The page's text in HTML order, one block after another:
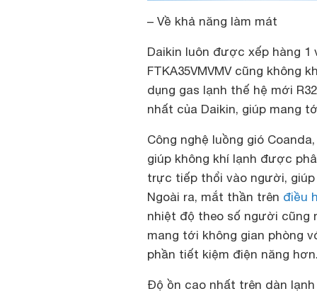
– Về khả năng làm mát
Daikin luôn được xếp hàng
FTKA35VMVMV cũng không
dụng gas lạnh thế hệ mới
nhất của Daikin, giúp mang
Công nghệ luồng gió
giúp không khí lạnh được
trực tiếp thổi vào người,
Ngoài ra, mắt thần trên điều
nhiệt độ theo số người
mang tới không gian phòng
phần tiết kiệm điện năng
Độ ồn cao nhất trên dàn lạnh